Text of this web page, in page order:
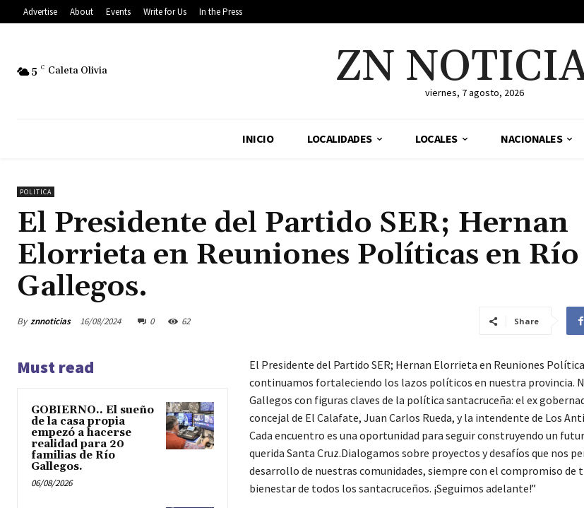
Advertise About Events Write for Us In the Press
5 C Caleta Olivia ZN viernes, 7 agosto, 2026
INICIO LOCALIDADES LOCALES NACIONALES
POLITICA
El Presidente del Partido SER; Hernan
Elorrieta en Reuniones Políticas en Río
Gallegos.
By znnoticias 16/08/2024 0 62 Share
Must read
GOBIERNO.. El sueño
de la casa propia
empezó a hacerse
realidad para 20
familias de Río
Gallegos.
06/08/2026
El Presidente del Partido SER; Hernan Elorrieta en Reuniones
continuamos fortaleciendo los lazos políticos en nuestra provincia.
Gallegos con figuras claves de la política santacruceña: el ex
concejal de El Calafate, Juan Carlos Rueda, y la intendente de Los
Cada encuentro es una oportunidad para seguir construyendo un
querida Santa Cruz.Dialogamos sobre proyectos y desafíos que nos
desarrollo de nuestras comunidades, siempre con el compromiso de
bienestar de todos los santacruceños. ¡Seguimos adelante!”